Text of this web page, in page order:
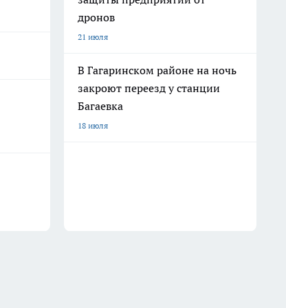
дронов
21 июля
В Гагаринском районе на ночь
закроют переезд у станции
Багаевка
18 июля